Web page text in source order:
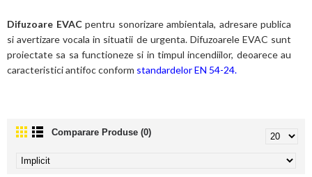
Difuzoare EVACpentru sonorizare ambientala, adresare publica
si avertizare vocala in situatii de urgenta. Difuzoarele EVAC sunt
proiectate sa sa functioneze si in timpul incendiilor, deoarece au
caracteristici antifoc conform standardelor EN 54-24.
Comparare Produse (0)